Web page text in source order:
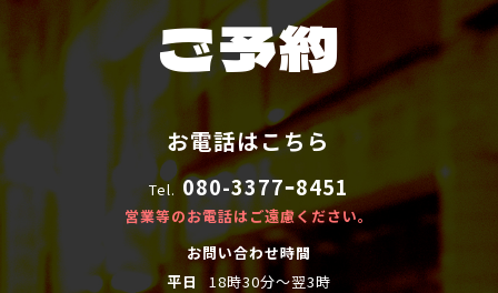
ご予約
お電話はこちら
Tel. 080-3377ｰ8451
営業等のお電話はご遠慮ください。
お問い合わせ時間
平日
18時30分～翌3時